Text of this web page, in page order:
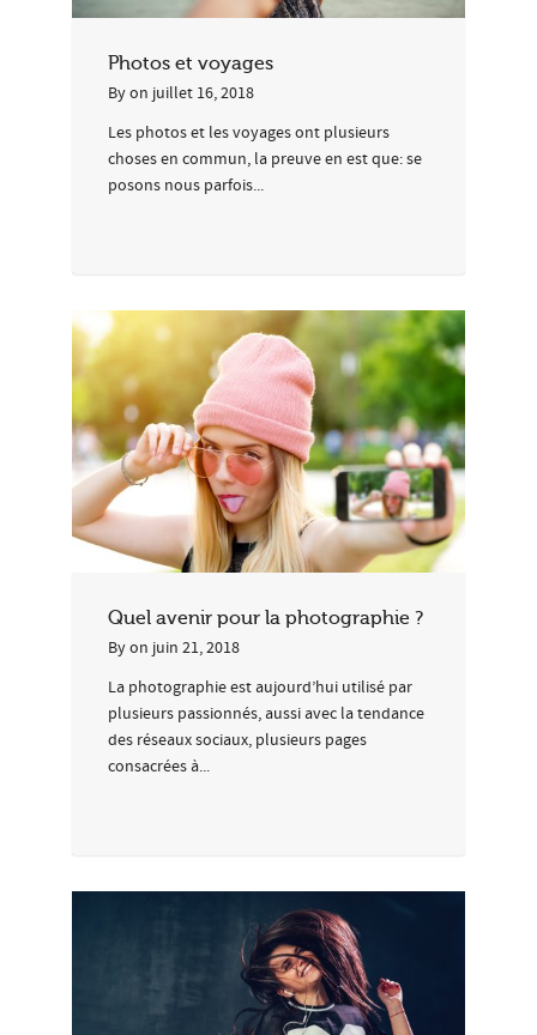
Photos et voyages
Byon juillet 16, 2018
Les photos et les voyages ont plusieurs
choses en commun, la preuve en est que: se
posons nous parfois...
Quel avenir pour la photographie ?
Byon juin 21, 2018
La photographie est aujourd’hui utilisé par
plusieurs passionnés, aussi avec la tendance
des réseaux sociaux, plusieurs pages
consacrées à...